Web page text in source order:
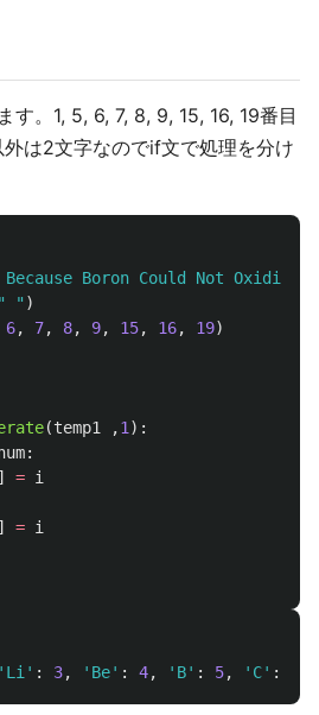
す。1, 5, 6, 7, 8, 9, 15, 16, 19番目
は2文字なのでif文で処理を分け
Boron Could Not
" " )
6, 7, 8, 9, 15, 16, 19)
(temp1 ,1 ):
:
= i
= i
' Li ' : 3, ' Be' : 4, ' B' : 5, ' C' :